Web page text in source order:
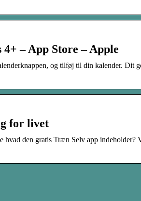
– App Store – Apple
og tilføj til din kalender. Dit
for livet
den gratis Træn Selv app indeholder?